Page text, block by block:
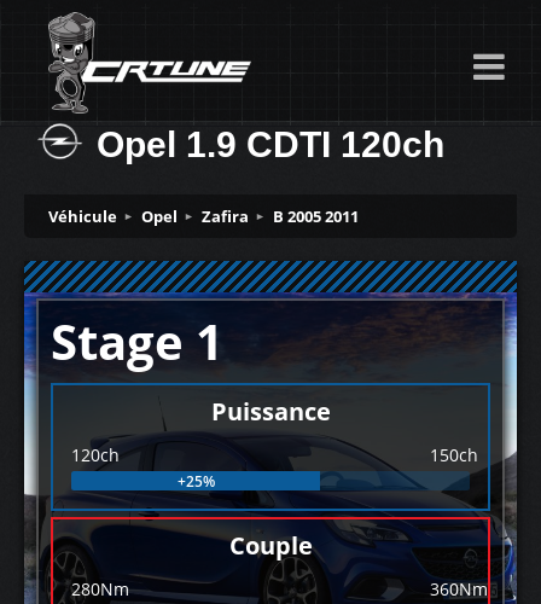
Opel 1.9 CDTI 120ch
Véhicule Opel Zafira B 2005 2011
Stage 1
Puissance
120ch 150ch
+25%
Couple
280Nm 360Nm